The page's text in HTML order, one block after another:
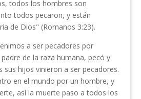
todos los hombres son
todos pecaron, y están
de Dios" (Romanos 3:23).
a ser pecadores por
de la raza humana, pecó y
sus hijos vinieron a ser pecadores.
en el mundo por un hombre, y
así la muerte paso a todos los